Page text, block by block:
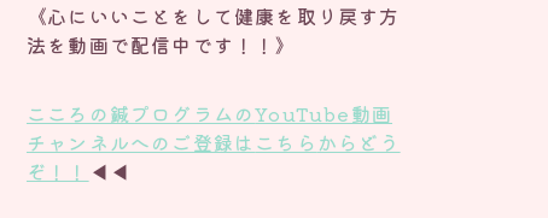
《心にいいことをして健康を取り戻す方
法を動画で配信中です！！》
こころの鍼プログラムのYouTube動画
チャンネルへのご登録は こちら からどう
ぞ！！ ◀◀